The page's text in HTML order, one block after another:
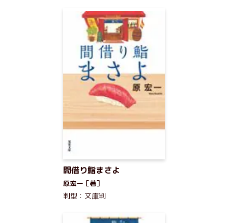
間借り鮨まさよ
原宏一［著］
判型：文庫判